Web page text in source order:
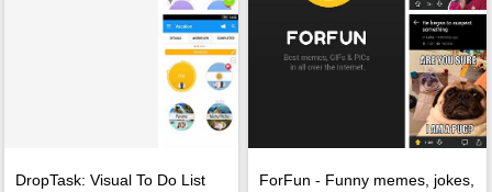
DropTask: Visual To Do List
ForFun - Funny memes, jokes,